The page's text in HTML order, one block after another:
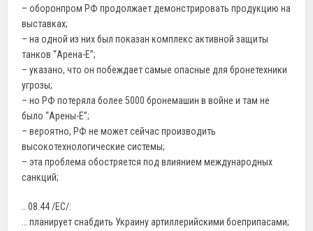
– оборонпром РФ продолжает демонстрировать продукцию на
выставках;
– на одной из них был показан комплекс активной защиты
танков “Арена-Е”;
– указано, что он побеждает самые опасные для бронетехники
угрозы;
– но РФ потеряла более 5000 бронемашин в войне и там не
было “Арены-Е”;
– вероятно, РФ не может сейчас производить
высокотехнологические системы;
– эта проблема обостряется под влиянием международных
санкций;
.. 08.44 /ЕС/:
… планирует снабдить Украину артиллерийскими боеприпасами;